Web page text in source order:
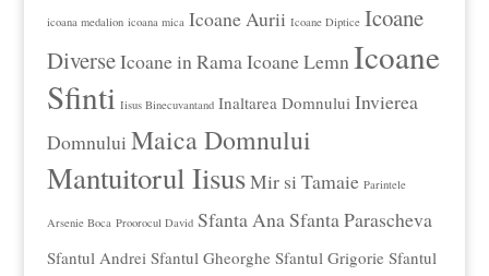
icoana medalion icoana mica Icoane Aurii Icoane Diptice Icoane
DiverseIcoane in RamaIcoane LemnIcoane
Sfinti Iisus Binecuvantand Inaltarea Domnului Invierea
Domnului Maica Domnului
Mantuitorul IisusMir si Tamaie Parintele
Arsenie Boca Proorocul David Sfanta AnaSfanta Parascheva
Sfantul Andrei Sfantul Gheorghe Sfantul Grigorie Sfantul